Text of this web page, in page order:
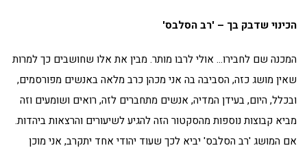
הכינוי שדבק בך – 'רב הסלבס'
המכנה שם לחבירו… אולי לרבו מותר. מבין את אלו שחושבים כך למרות
שאין מושג כזה, הסביבה בה אני מכהן כרב מלאה באנשים מפורסמים,
ובכלל, היום, בעידן המדיה, אנשים מתחברים לזה, רואים ושומעים וזה
מביא קבוצות נוספות מהסקטור הזה להגיע לשיעורים והרצאות ביהדות.
אם המושג 'רב הסלבס' יביא לכך שעוד יהודי אחד יתקרב, אני מוכן